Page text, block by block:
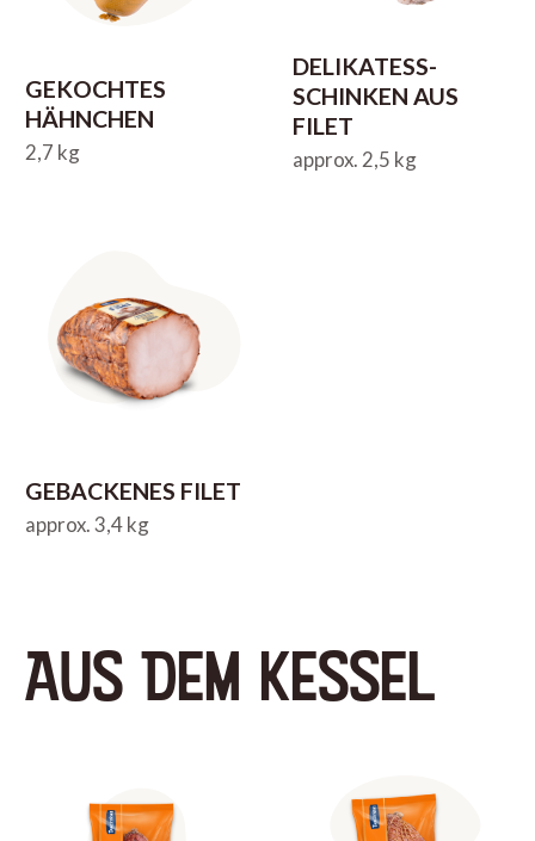
GEKOCHTES
HÄHNCHEN
2,7 kg
DELIKATESS-
SCHINKEN AUS
FILET
approx. 2,5 kg
GEBACKENES FILET
approx. 3,4 kg
AUS DEM KESSEL